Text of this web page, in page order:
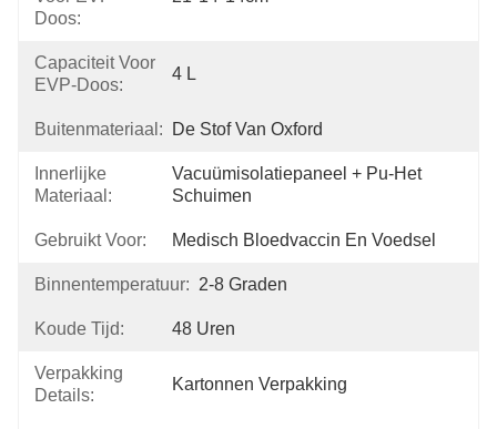
Doos:
Capaciteit Voor
EVP-Doos:
4 L
Buitenmateriaal: De Stof Van Oxford
Innerlijke
Materiaal:
Vacuümisolatiepaneel + Pu-Het
Schuimen
Gebruikt Voor: Medisch Bloedvaccin En Voedsel
Binnentemperatuur: 2-8 Graden
Koude Tijd: 48 Uren
Verpakking
Details:
Kartonnen Verpakking